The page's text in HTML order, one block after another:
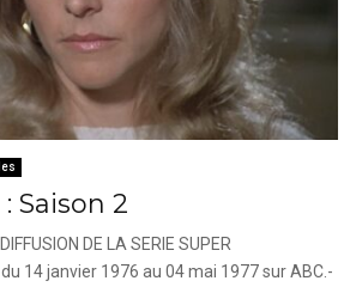
Saison 2
DE LA SERIE SUPER
14 janvier 1976 au 04 mai 1977 sur ABC.-